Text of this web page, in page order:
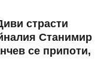
страсти
Станимир
се припоти,